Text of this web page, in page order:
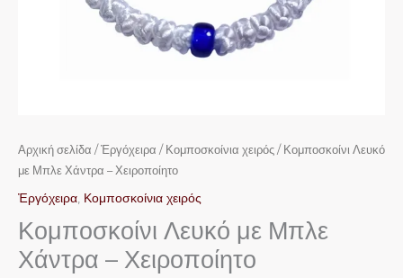
Αρχική σελίδα / Ἐργόχειρα / Κομποσκοίνια χειρός / Κομποσκοίνι Λευκό
με Μπλε Χάντρα – Χειροποίητο
Ἐργόχειρα Κομποσκοίνια χειρός
Κομποσκοίνι Λευκό με Μπλε
Χάντρα – Χειροποίητο